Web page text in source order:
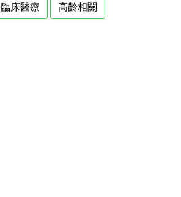
臨床醫療 高齡相關